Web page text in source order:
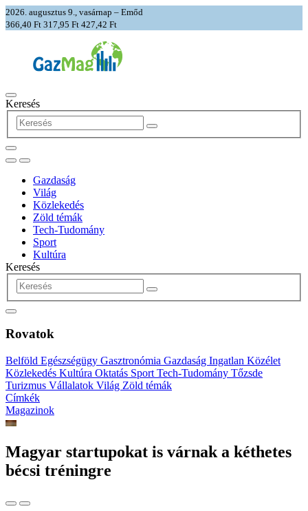
2026. augusztus 9., vasárnap – Emőd
366,40 Ft 317,95 Ft 427,42 Ft
Keresés
Gazdaság
Világ
Közlekedés
Zöld témák
Tech-Tudomány
Sport
Kultúra
Keresés
Rovatok
Belföld Egészségügy Gasztronómia Gazdaság Ingatlan Közélet
Közlekedés Kultúra Oktatás Sport Tech-Tudomány Tőzsde
Turizmus Vállalatok Világ Zöld témák
Címkék
Magazinok
Magyar startupokat is várnak a kéthetes
bécsi tréningre